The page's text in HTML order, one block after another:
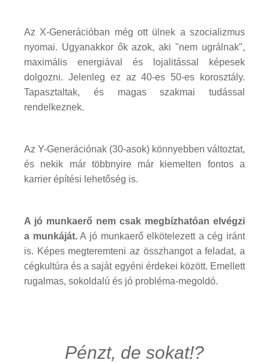
Az X-Generációban még ott ülnek a szocializmus
nyomai. Ugyanakkor ők azok, aki "nem ugrálnak",
maximális energiával és lojalitással képesek
dolgozni. Jelenleg ez az 40-es 50-es korosztály.
Tapasztaltak, és magas szakmai tudással
rendelkeznek.
Az Y-Generációnak (30-asok) könnyebben változtat,
és nekik már többnyire már kiemelten fontos a
karrier építési lehetőség is.
A jó munkaerő nem csak megbízhatóan elvégzi
a munkáját.A jó munkaerő elkötelezett a cég iránt
is. Képes megteremteni az összhangot a feladat, a
cégkultúra és a saját egyéni érdekei között. Emellett
rugalmas, sokoldalú és jó probléma-megoldó.
Pénzt, de sokat!?